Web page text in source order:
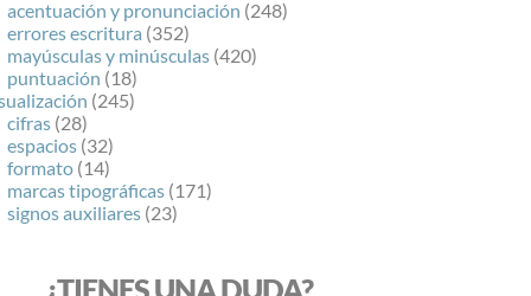
acentuación y pronunciación (248)
errores escritura (352)
mayúsculas y minúsculas (420)
puntuación (18)
(245)
cifras (28)
espacios (32)
formato (14)
marcas tipográficas (171)
signos auxiliares (23)
¿TIENES UNA DUDA?